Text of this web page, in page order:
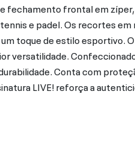
fechamento frontal em
e padel. Os recortes
toque de estilo esportivo.
versatilidade.
Conta com
LIVE! reforça a